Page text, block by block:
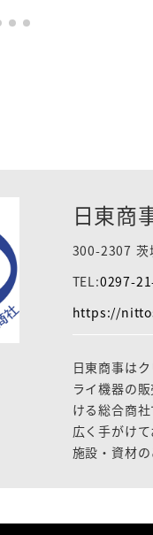
日東商
300-2307 茨
TEL:0297-
https://
日東商事は
ライ機器の
ける総合商
広く手がけ
施設・資材